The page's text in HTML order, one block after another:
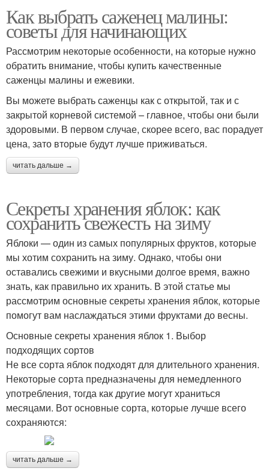
Как выбрать саженец малины:
советы для начинающих
Рассмотрим некоторые особенности, на которые нужно
обратить внимание, чтобы купить качественные
саженцы малины и ежевики.
Вы можете выбрать саженцы как с открытой, так и с
закрытой корневой системой – главное, чтобы они были
здоровыми. В первом случае, скорее всего, вас порадует
цена, зато вторые будут лучше приживаться.
читать дальше →
Секреты хранения яблок: как
сохранить свежесть на зиму
Яблоки — один из самых популярных фруктов, которые
мы хотим сохранить на зиму. Однако, чтобы они
оставались свежими и вкусными долгое время, важно
знать, как правильно их хранить. В этой статье мы
рассмотрим основные секреты хранения яблок, которые
помогут вам наслаждаться этими фруктами до весны.
Основные секреты хранения яблок 1. Выбор
подходящих сортов
Не все сорта яблок подходят для длительного хранения.
Некоторые сорта предназначены для немедленного
употребления, тогда как другие могут храниться
месяцами. Вот основные сорта, которые лучше всего
сохраняются:
читать дальше →